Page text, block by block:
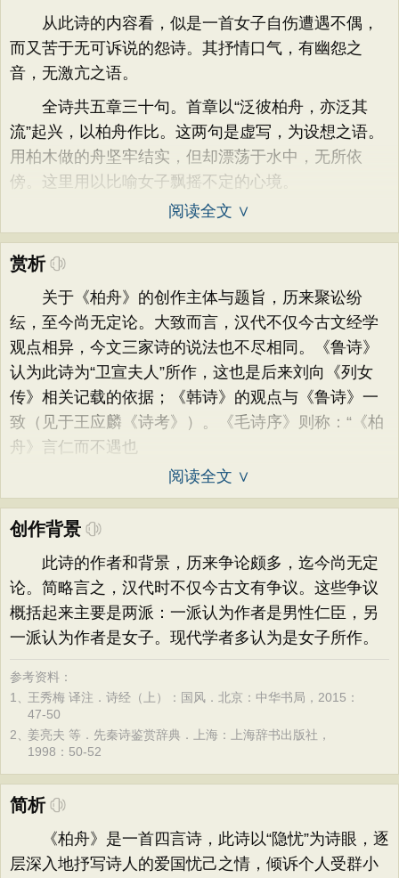
从此诗的内容看，似是一首女子自伤遭遇不偶，
而又苦于无可诉说的怨诗。其抒情口气，有幽怨之
音，无激亢之语。
全诗共五章三十句。首章以“泛彼柏舟，亦泛其
流”起兴，以柏舟作比。这两句是虚写，为设想之语。
用柏木做的舟坚牢结实，但却漂荡于水中，无所依
傍。这里用以比喻女子飘摇不定的心境。
阅读全文 ∨
赏析
关于《柏舟》的创作主体与题旨，历来聚讼纷
纭，至今尚无定论。大致而言，汉代不仅今古文经学
观点相异，今文三家诗的说法也不尽相同。《鲁诗》
认为此诗为“卫宣夫人”所作，这也是后来刘向《列女
传》相关记载的依据；《韩诗》的观点与《鲁诗》一
致（见于王应麟《诗考》）。《毛诗序》则称：“《柏
舟》言仁而不遇也
阅读全文 ∨
创作背景
此诗的作者和背景，历来争论颇多，迄今尚无定
论。简略言之，汉代时不仅今古文有争议。这些争议
概括起来主要是两派：一派认为作者是男性仁臣，另
一派认为作者是女子。现代学者多认为是女子所作。
参考资料：
1、王秀梅 译注．诗经（上）：国风．北京：中华书局，2015：
47-50
2、姜亮夫 等．先秦诗鉴赏辞典．上海：上海辞书出版社，
1998：50-52
简析
《柏舟》是一首四言诗，此诗以“隐忧”为诗眼，逐
层深入地抒写诗人的爱国忧己之情，倾诉个人受群小